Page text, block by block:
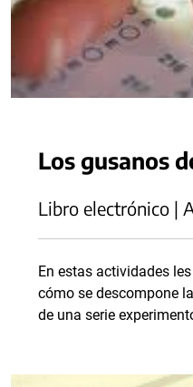
Los gusanos
Libro electrónico |
En estas actividades
cómo se descompone
de una serie